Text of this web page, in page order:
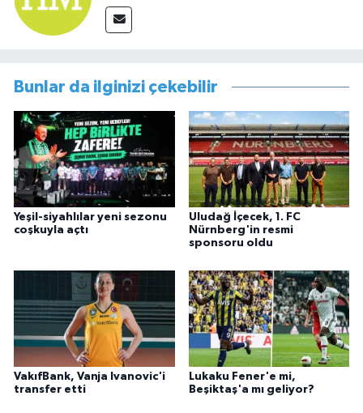
Bunlar da ilginizi çekebilir
Yeşil-siyahlılar yeni sezonu
coşkuyla açtı
Uludağ İçecek, 1. FC
Nürnberg'in resmi
sponsoru oldu
VakıfBank, Vanja Ivanovic'i
transfer etti
Lukaku Fener'e mi,
Beşiktaş'a mı geliyor?